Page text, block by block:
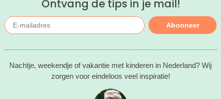
Ontvang de tips in je mail!
Abonneer
Nachtje, weekendje of vakantie met kinderen in Nederland? Wij
zorgen voor eindeloos veel inspiratie!